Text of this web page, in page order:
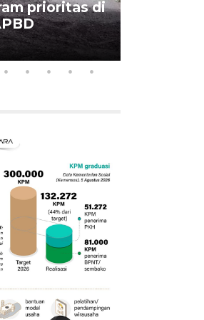
prioritas di